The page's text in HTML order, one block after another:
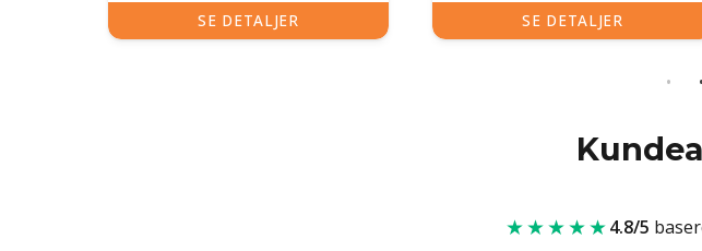
SE DETALJER SE DETALJER
★★★★★4.8/5